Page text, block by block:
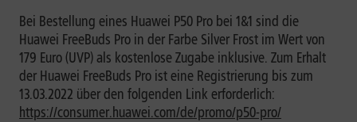
Bei Bestellung eines Huawei P50 Pro bei 1&1 sind die
Huawei FreeBuds Pro in der Farbe Silver Frost im Wert von
179 Euro (UVP) als kostenlose Zugabe inklusive. Zum Erhalt
der Huawei FreeBuds Pro ist eine Registrierung bis zum
13.03.2022 über den folgenden Link erforderlich:
https://consumer.huawei.com/de/promo/p50-pro/